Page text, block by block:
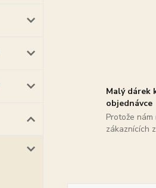
Malý dárek
objednávce
Protože
zákaznících